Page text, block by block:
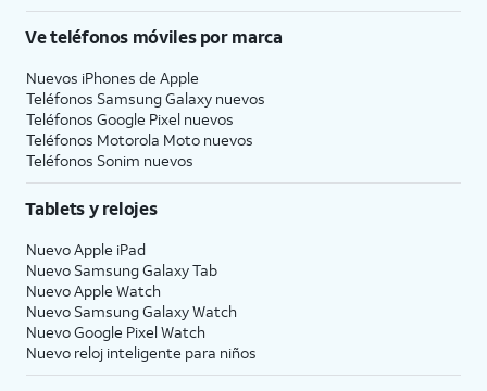
Ve teléfonos móviles por marca
Nuevos iPhones de Apple
Teléfonos Samsung Galaxy nuevos
Teléfonos Google Pixel nuevos
Teléfonos Motorola Moto nuevos
Teléfonos Sonim nuevos
Tablets y relojes
Nuevo Apple iPad
Nuevo Samsung Galaxy Tab
Nuevo Apple Watch
Nuevo Samsung Galaxy Watch
Nuevo Google Pixel Watch
Nuevo reloj inteligente para niños